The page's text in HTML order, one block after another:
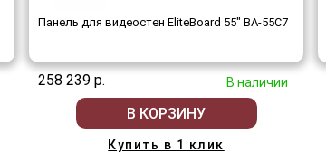
Панель для видеостен EliteBoard 55" BA-55C7
258 239 р. В наличии
В КОРЗИНУ
Купить в 1 клик